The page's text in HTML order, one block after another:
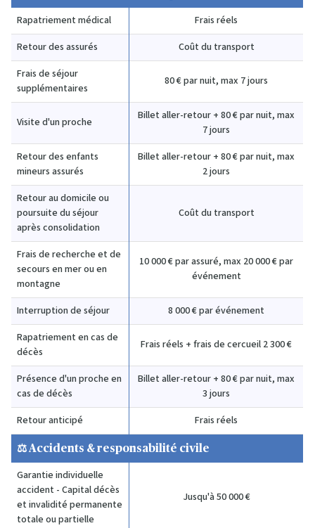
Rapatriement médical
Frais réels
Retour des assurés
Coût du transport
Frais de séjour
supplémentaires
80 € par nuit, max 7 jours
Visite d'un proche
Billet aller-retour + 80 € par nuit, max
7 jours
Retour des enfants
mineurs assurés
Billet aller-retour + 80 € par nuit, max
2 jours
Retour au domicile ou
poursuite du séjour
après consolidation
Coût du transport
Frais de recherche et de
secours en mer ou en
montagne
10 000 € par assuré, max 20 000 € par
événement
Interruption de séjour
8 000 € par événement
Rapatriement en cas de
décès
Frais réels + frais de cercueil 2 300 €
Présence d'un proche en
cas de décès
Billet aller-retour + 80 € par nuit, max
3 jours
Retour anticipé
Frais réels
⚖️ Accidents & responsabilité civile
Garantie individuelle
accident - Capital décès
et invalidité permanente
totale ou partielle
Jusqu'à 50 000 €